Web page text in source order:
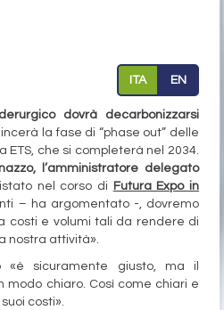
ITA EN
dovrà decarbonizzarsi
la fase di “phase out” delle
che si completerà nel 2034.
l’amministratore delegato
nel corso di
Futura Expo in
– ha argomentato -, dovremo
costi e volumi tali da rendere di
nostra attività».
«è sicuramente giusto, ma il
modo chiaro. Così come chiari e
costi».